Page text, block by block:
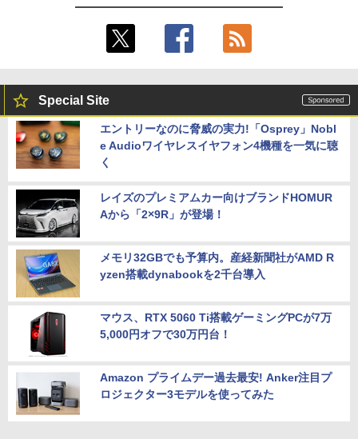
Special Site
エントリーなのに脅威の実力!「Osprey」Nobl
e Audioワイヤレスイヤフォン4機種を一気に聴
く
レイズのプレミアムカー向けブランドHOMUR
Aから「2×9R」が登場！
メモリ32GBでも予算内。産経新聞社がAMD R
yzen搭載dynabookを2千台導入
マウス、RTX 5060 Ti搭載ゲーミングPCが7万
5,000円オフで30万円台！
Amazon プライムデー過去最安! Anker注目プ
ロジェクター3モデルを使ってみた